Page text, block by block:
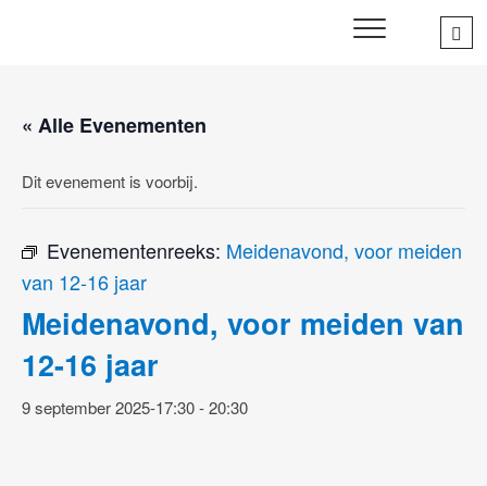
WIJ ZETTEN ONS IN VOOR HET WELZIJN EN VERBINDEN
« Alle Evenementen
Dit evenement is voorbij.
Evenementenreeks: Meidenavond, voor meiden
van 12-16 jaar
Meidenavond, voor meiden van
12-16 jaar
9 september 2025-17:30-20:30